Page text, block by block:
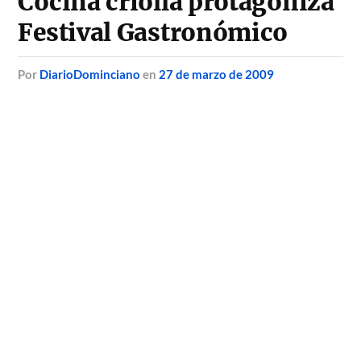
Festival Gastronómico
por DiarioDominciano en 27 de marzo de 2009